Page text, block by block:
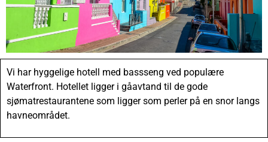
Vi har hyggelige hotell med bassseng ved populære
Waterfront. Hotellet ligger i gåavtand til de gode
sjømatrestaurantene som ligger som perler på en snor langs
havneområdet.